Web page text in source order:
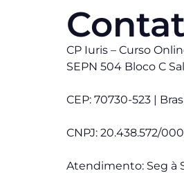
CP Iuris – Curso
SEPN 504 Bloco C
CEP: 70730-523 |
CNPJ: 20.438.572/
Atendimento: Seg à